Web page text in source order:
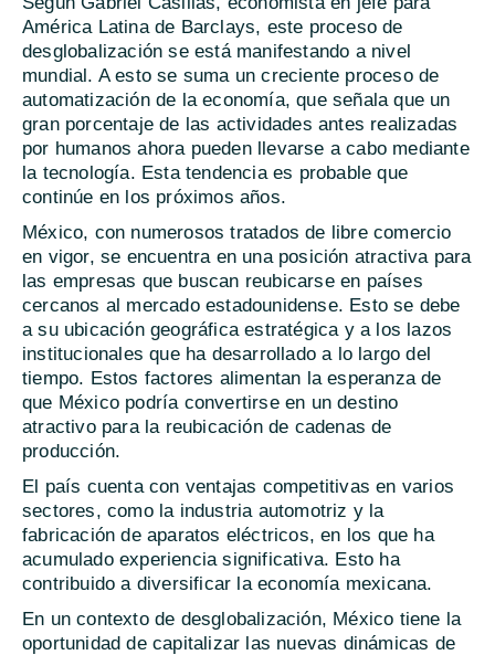
América Latina de Barclays, este proceso de
desglobalización se está manifestando a nivel
mundial. A esto se suma un creciente proceso de
automatización de la economía, que señala que un
gran porcentaje de las actividades antes realizadas
por humanos ahora pueden llevarse a cabo mediante
la tecnología. Esta tendencia es probable que
continúe en los próximos años.
México, con numerosos tratados de libre comercio
en vigor, se encuentra en una posición atractiva para
las empresas que buscan reubicarse en países
cercanos al mercado estadounidense. Esto se debe
a su ubicación geográfica estratégica y a los lazos
institucionales que ha desarrollado a lo largo del
tiempo. Estos factores alimentan la esperanza de
que México podría convertirse en un destino
atractivo para la reubicación de cadenas de
producción.
El país cuenta con ventajas competitivas en varios
sectores, como la industria automotriz y la
fabricación de aparatos eléctricos, en los que ha
acumulado experiencia significativa. Esto ha
contribuido a diversificar la economía mexicana.
En un contexto de desglobalización, México tiene la
oportunidad de capitalizar las nuevas dinámicas de